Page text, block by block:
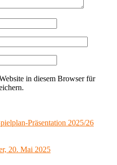
in diesem Browser für
Präsentation 2025/26
20. Mai 2025